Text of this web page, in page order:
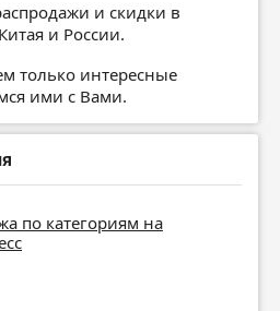
и скидки в
и России.
только интересные
ими с Вами.
по категориям на